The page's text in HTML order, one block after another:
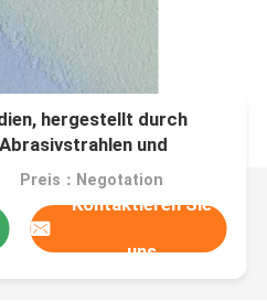
hergestellt durch
und
Preis：Negotation
Kontaktieren Sie
uns